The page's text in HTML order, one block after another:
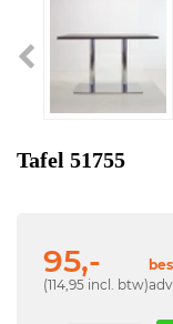
Tafel 51755
95,-
(114,95 incl. btw)